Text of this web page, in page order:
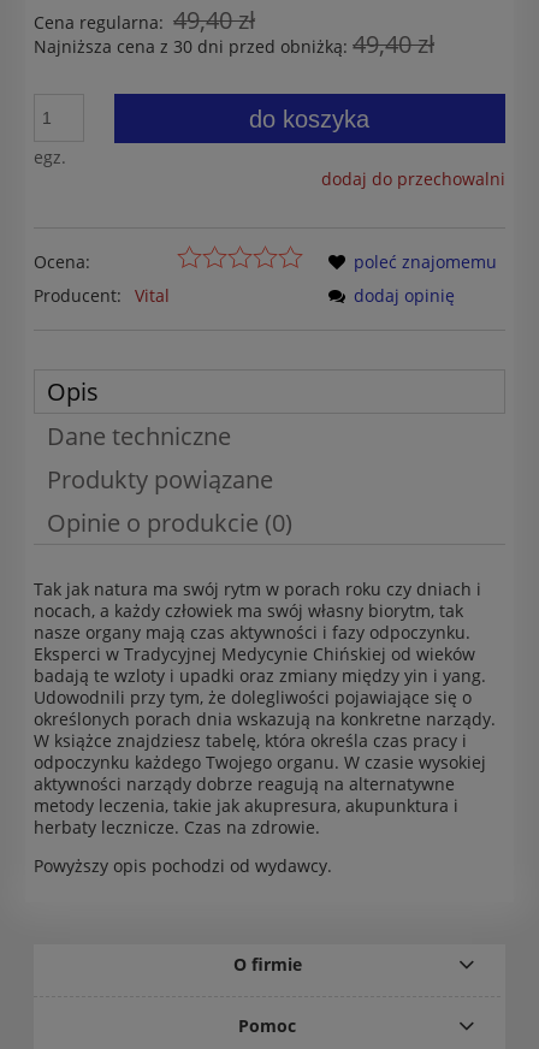
Cena regularna: 49,40 zł
Najniższa cena z 30 dni przed obniżką: 49,40 zł
egz.
do koszyka
dodaj do przechowalni
Ocena:
Producent:
Vital
poleć znajomemu
dodaj opinię
Opis
Dane techniczne
Produkty powiązane
Opinie o produkcie (0)
Tak jak natura ma swój rytm w porach roku czy dniach i
nocach, a każdy człowiek ma swój własny biorytm, tak
nasze organy mają czas aktywności i fazy odpoczynku.
Eksperci w Tradycyjnej Medycynie Chińskiej od wieków
badają te wzloty i upadki oraz zmiany między yin i yang.
Udowodnili przy tym, że dolegliwości pojawiające się o
określonych porach dnia wskazują na konkretne narządy.
W książce znajdziesz tabelę, która określa czas pracy i
odpoczynku każdego Twojego organu. W czasie wysokiej
aktywności narządy dobrze reagują na alternatywne
metody leczenia, takie jak akupresura, akupunktura i
herbaty lecznicze. Czas na zdrowie.
Powyższy opis pochodzi od wydawcy.
O firmie
Pomoc